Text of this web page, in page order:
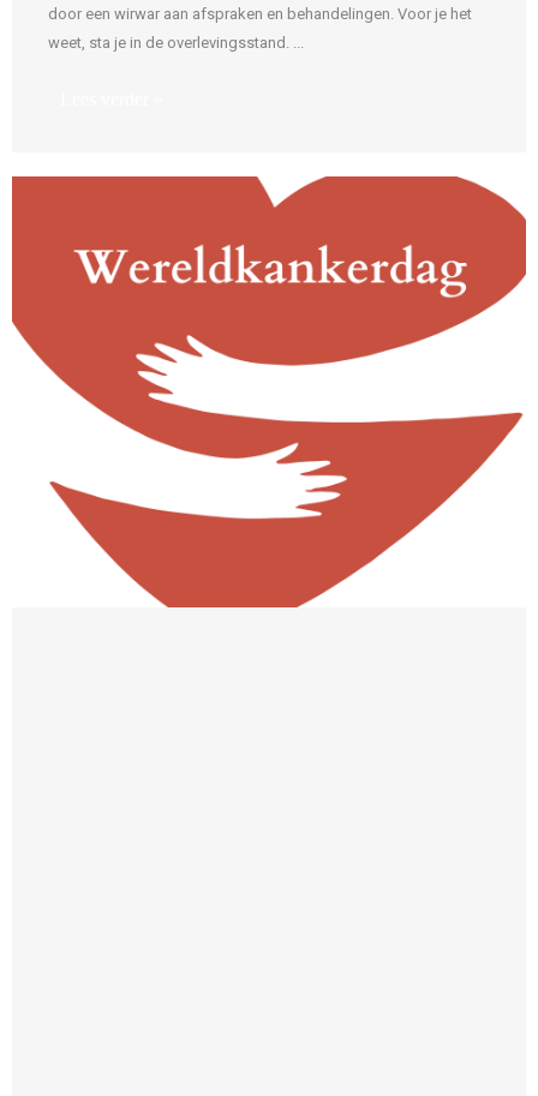
door een wirwar aan afspraken en behandelingen. Voor je het
weet, sta je in de overlevingsstand. ...